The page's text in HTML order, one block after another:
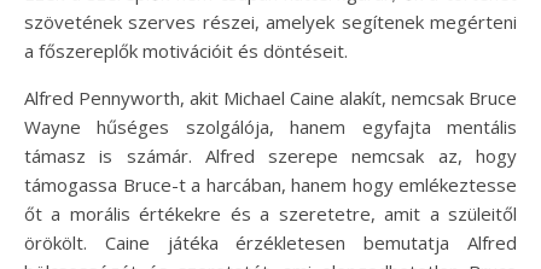
szövetének szerves részei, amelyek segítenek megérteni
a főszereplők motivációit és döntéseit.
Alfred Pennyworth, akit Michael Caine alakít, nemcsak Bruce
Wayne hűséges szolgálója, hanem egyfajta mentális
támasz is számár. Alfred szerepe nemcsak az, hogy
támogassa Bruce-t a harcában, hanem hogy emlékeztesse
őt a morális értékekre és a szeretetre, amit a szüleitől
örökölt. Caine játéka érzékletesen bemutatja Alfred